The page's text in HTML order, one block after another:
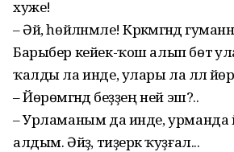
хуже!
– Әй, һөйләнмәле! Кәрәкмәгәндә
Барыбер кейек-ҡош алып бөтә
ҡалды ла инде, улары ла әллә
– Йөрөмәгәндә беҙҙең ней эш?..
– Урламаным да инде, урманда
алдым. Әйҙә, тиҙерәк ҡуҙғал...